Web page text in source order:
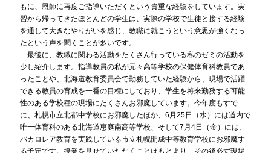
もに、恩師に再度ご指導いただくという貴重な経験をしています。実
習から帰ってきたほとんどの学生は、実際の学校で生徒と接する経験
を通して大きなやりがいを感じ、教職に就こうという意思が強くなっ
たという声を聞くことが多いです。
最後に、教職に関わる活動をたくさん行っている私のゼミの活動を
少し紹介します。指導教員の私が元々高等学校の保健体育科教員であ
ったことや、北海道教育委員会で勤務していた経験から、現場で活躍
できる教員の育成を一番の目標にしており、学生を将来勤務する可能
性のある学校種の現場にたくさんお邪魔しています。今年度もすで
に、札幌市立北都中学校にお邪魔したほか、6月25日（水）には道内で
唯一体育科のある北海道恵庭南高等学校、そして7月4日（金）には、
バカロレア教育を実践している市立札幌開成中等教育学校にお邪魔す
る予定です。授業を見せていただくことはもとより、その後必ず現場